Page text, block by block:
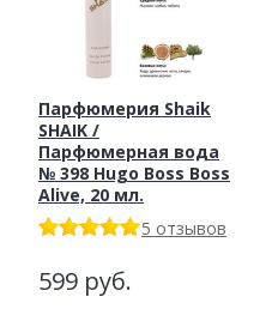
Парфюмерия Shaik
SHAIK /
Парфюмерная вода
№ 398 Hugo Boss Boss
Alive, 20 мл.
5 отзывов
599 руб.